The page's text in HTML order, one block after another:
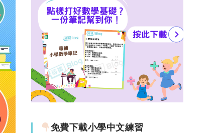
免費下載小學中文練習